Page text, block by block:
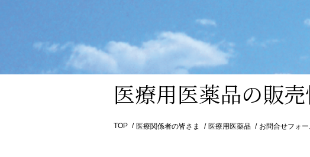
医療用医薬品の販
TOP 医療関係者の皆さま 医療用医薬品 お問合せフォー